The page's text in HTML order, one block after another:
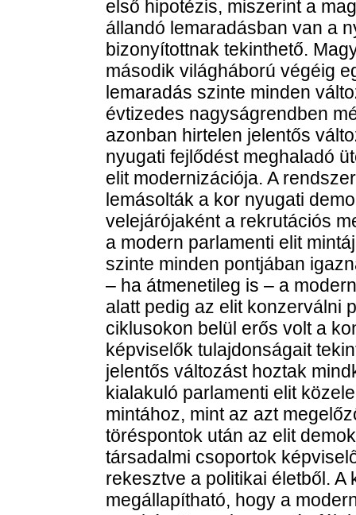
első hipotézis, miszerint a
állandó lemaradásban van a
bizonyítottnak tekinthető.
második világháború végéig
lemaradás szinte minden
évtizedes nagyságrendben
azonban hirtelen jelentős
nyugati fejlődést meghaladó
elit modernizációja. A
lemásolták a kor nyugati
velejárójaként a rekrutációs
a modern parlamenti elit
szinte minden pontjában
– ha átmenetileg is – a
alatt pedig az elit konzerválni
ciklusokon belül erős volt a
képviselők tulajdonságait
jelentős változást hoztak
kialakuló parlamenti elit
mintához, mint az azt
töréspontok után az elit
társadalmi csoportok
rekesztve a politikai életből.
megállapítható, hogy a